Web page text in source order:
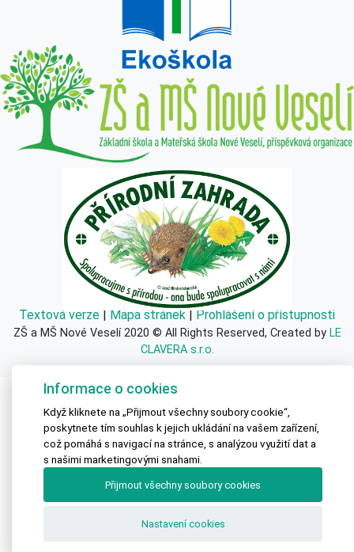
Textová verze | Mapa stránek | Prohlášení o přístupnosti
ZŠ a MŠ Nové Veselí 2020 © All Rights Reserved, Created by LE
CLAVERA s.r.o.
Informace o cookies
Když kliknete na „Přijmout všechny soubory cookie“,
poskytnete tím souhlas k jejich ukládání na vašem zařízení,
což pomáhá s navigací na stránce, s analýzou využití dat a
s našimi marketingovými snahami.
Přijmout všechny soubory cookies
Nastavení cookies